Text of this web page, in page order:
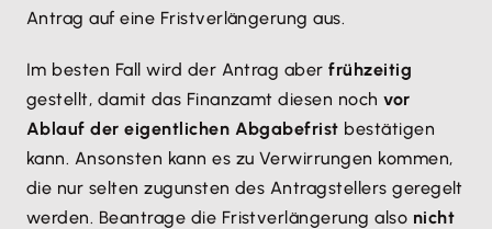
Antrag auf eine Fristverlängerung aus.
Im besten Fall wird der Antrag aberfrühzeitig
gestellt, damit das Finanzamt diesen nochvor
Ablauf der eigentlichen Abgabefrist bestätigen
kann. Ansonsten kann es zu Verwirrungen kommen,
die nur selten zugunsten des Antragstellers geregelt
werden. Beantrage die Fristverlängerung also nicht